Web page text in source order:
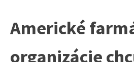
Americké
organizácie